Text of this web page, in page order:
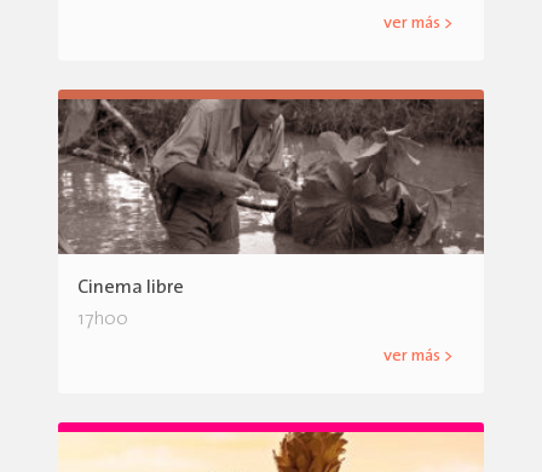
ver más >
Cinema libre
17h00
ver más >